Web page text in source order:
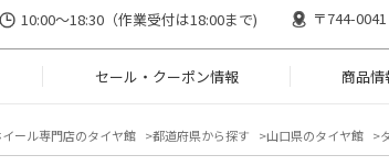
10:00～18:30（作業受付は18:00まで) 〒744-
セール・クーポン情報 商品情
ール専門店のタイヤ館 都道府県から探す 山口県のタイヤ館